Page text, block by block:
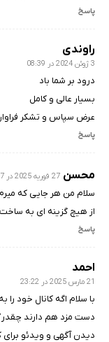
پاسخ
راوندی
3 ژوئن 2024 در 08:39
درود بر شما باد
بسیار عالی و کامل
عرض سپاس و تشکر
پاسخ
محسن 27 فوریه 2025 در 14:17
سلام من هر جایی که
از هیچ گزینه ای به ساخت
پاسخ
احمد
21 مارس 2025 در 23:22
با سلام اگه کانال خود را
دست مزد هم دارند
دیدن آگهی و ویدئو